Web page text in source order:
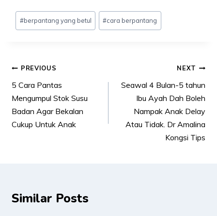
Post
Tags:
#berpantang yang betul #cara berpantang
Post
navigation
PREVIOUS
5 Cara Pantas
Mengumpul Stok Susu
Badan Agar Bekalan
Cukup Untuk Anak
NEXT
Seawal 4 Bulan-5 tahun
Ibu Ayah Dah Boleh
Nampak Anak Delay
Atau Tidak. Dr Amalina
Kongsi Tips
Similar Posts